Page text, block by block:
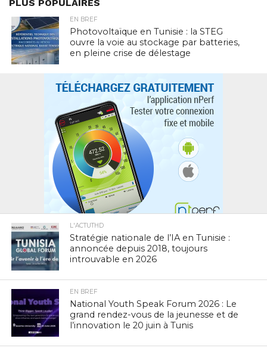
PLUS POPULAIRES
EN BREF
Photovoltaïque en Tunisie : la STEG
ouvre la voie au stockage par batteries,
en pleine crise de délestage
L'ACTUTHD
Stratégie nationale de l’IA en Tunisie :
annoncée depuis 2018, toujours
introuvable en 2026
EN BREF
National Youth Speak Forum 2026 : Le
grand rendez-vous de la jeunesse et de
l’innovation le 20 juin à Tunis